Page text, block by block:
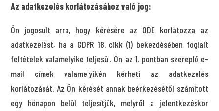
Az adatkezelés korlátozásához való jog:
Ön jogosult arra, hogy kérésére az ODE korlátozza az
adatkezelést, ha a GDPR 18. cikk (1) bekezdésében foglalt
feltételek valamelyike teljesül. Ön az 1. pontban szereplő e-
mail címek valamelyikén kérheti az adatkezelés
korlátozását. Az Ön kérését annak beérkezésétől számított
egy hónapon belül teljesítjük, melyről a jelentkezéskor